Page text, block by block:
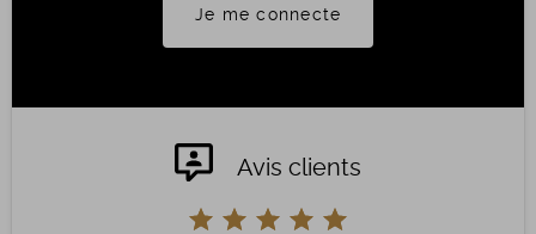
Je me connecte
Avis clients